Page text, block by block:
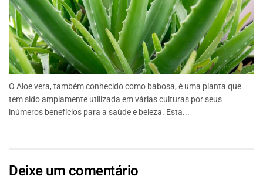
O Aloe vera, também conhecido como babosa, é uma planta que
tem sido amplamente utilizada em várias culturas por seus
inúmeros benefícios para a saúde e beleza. Esta...
Deixe um comentário